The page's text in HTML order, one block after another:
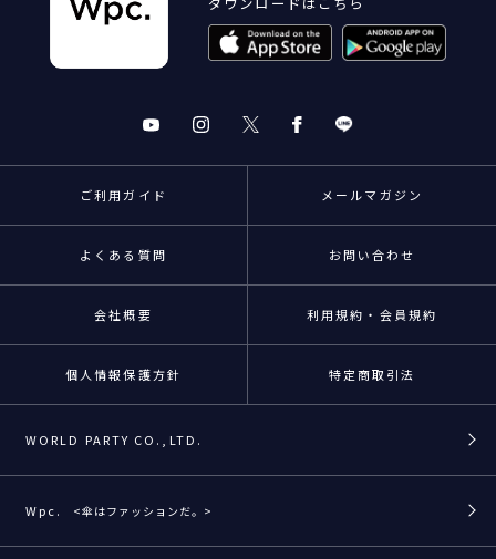
ご利用ガイド メールマガジン
よくある質問 お問い合わせ
会社概要 利用規約・会員規約
個人情報保護方針 特定商取引法
WORLD PARTY CO.,LTD.
Wpc. <傘はファッションだ。>